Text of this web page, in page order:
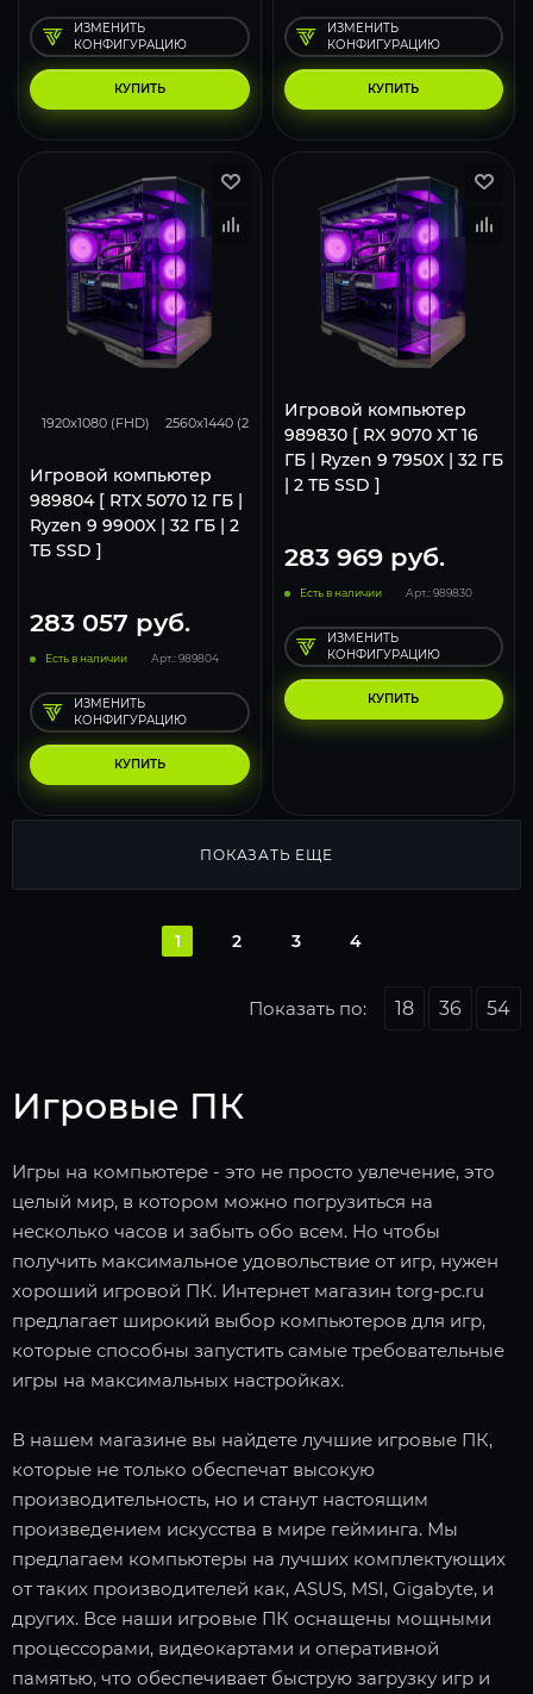
КУПИТЬ
ИЗМЕНИТЬ
КОНФИГУРАЦИЮ
КУПИТЬ
ИЗМЕНИТЬ
КОНФИГУРАЦИЮ
1920x1080 (FHD) 2560x1440 (2K) 3840x2160 (4K)
Игровой компьютер
989804 [ RTX 5070 12 ГБ |
Ryzen 9 9900X | 32 ГБ | 2
ТБ SSD ]
283 057 руб.
Есть в наличии Арт.: 989804
КУПИТЬ
ИЗМЕНИТЬ
КОНФИГУРАЦИЮ
Игровой компьютер
989830 [ RX 9070 XT 16
ГБ | Ryzen 9 7950X | 32 ГБ
| 2 ТБ SSD ]
283 969руб.
Есть в наличии Арт.: 989830
КУПИТЬ
ИЗМЕНИТЬ
КОНФИГУРАЦИЮ
ПОКАЗАТЬ ЕЩЕ
1 2 3 4
Показать по: 18 36 54
Игровые ПК
Игры на компьютере - это не просто увлечение, это
целый мир, в котором можно погрузиться на
несколько часов и забыть обо всем. Но чтобы
получить максимальное удовольствие от игр, нужен
хороший игровой ПК. Интернет магазин torg-pc.ru
предлагает широкий выбор компьютеров для игр,
которые способны запустить самые требовательные
игры на максимальных настройках.
В нашем магазине вы найдете лучшие игровые ПК,
которые не только обеспечат высокую
производительность, но и станут настоящим
произведением искусства в мире гейминга. Мы
предлагаем компьютеры на лучших комплектующих
от таких производителей как, ASUS, MSI, Gigabyte, и
других. Все наши игровые ПК оснащены мощными
процессорами, видеокартами и оперативной
памятью, что обеспечивает быструю загрузку игр и